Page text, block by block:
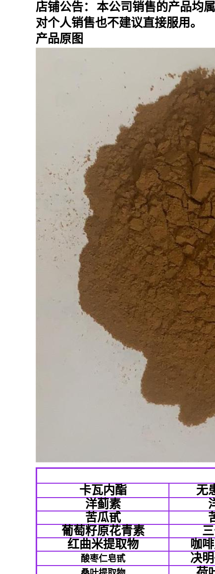
店铺公告：
本公司销售的产品均
对个人销售也不建议直接服用。
产品原图
卡瓦内酯 无
洋蓟素
苦瓜甙
葡萄籽原花青素
红曲米提取物
咖
酸枣仁皂甙 决